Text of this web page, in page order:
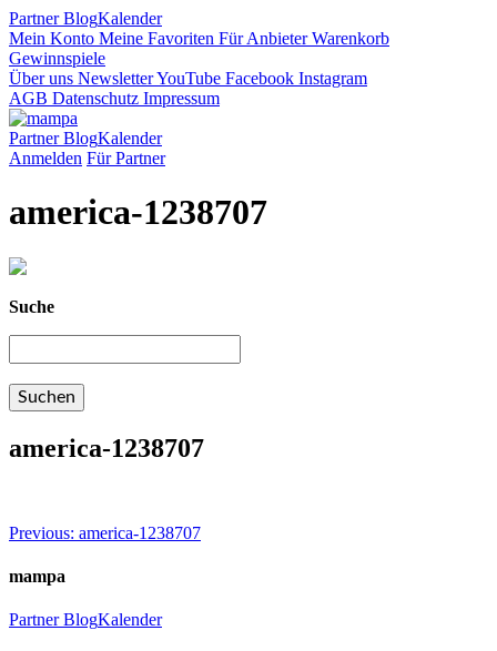
PartnerBlogKalender
Mein Konto Meine Favoriten Für AnbieterWarenkorb
Gewinnspiele
Über uns NewsletterYouTube Facebook Instagram
AGB Datenschutz Impressum
PartnerBlogKalender
Anmelden Für Partner
america-1238707
Suche
america-1238707
Beitragsnavigation
Previous: america-1238707
mampa
PartnerBlogKalender